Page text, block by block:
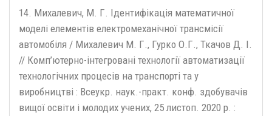
14. Михалевич, М. Г. Ідентифікація математичної
моделі елементів електромеханічної трансмісії
автомобіля / Михалевич М. Г., Гурко О.Г., Ткачов Д. І.
// Комп’ютерно-інтегровані технології автоматизації
технологічних процесів на транспорті та у
виробництві : Всеукр. наук.-практ. конф. здобувачів
вищої освіти і молодих учених, 25 листоп. 2020 р. :